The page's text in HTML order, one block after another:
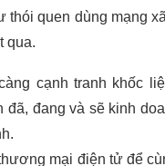
thói quen dùng mạng
qua.
cạnh tranh khốc
đang và sẽ kinh
mại điện tử để